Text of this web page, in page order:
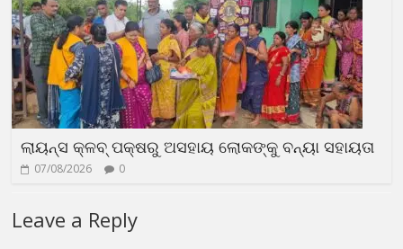
ଲାୟନ୍ସ କ୍ଳବ୍ ପକ୍ଷରୁ ଅସହାୟ ଲୋକଙ୍କୁ ବନ୍ୟା ସହାୟତା
07/08/2026 0
Leave a Reply